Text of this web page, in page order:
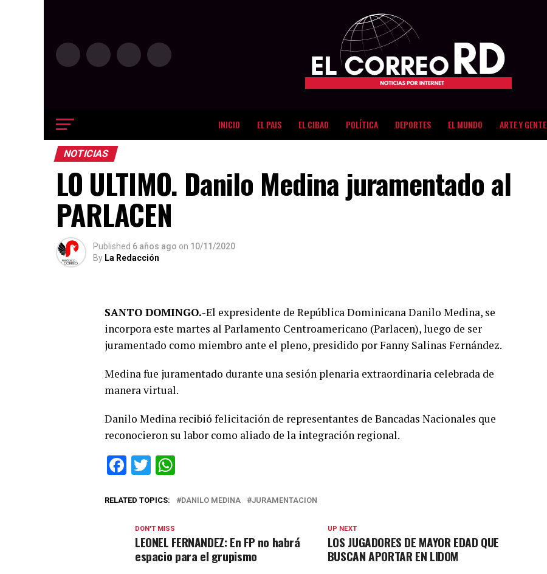
INICIO EL PAIS EL CIBAO POLÍTICA DEPORTES EL MUNDO ARTE Y GENTE
NOTICIAS
LO ULTIMO. Danilo Medina juramentado al
PARLACEN
Published 6 años ago on 10/11/2020
By La Redacción
SANTO DOMINGO.-El expresidente de República Dominicana Danilo Medina, se
incorpora este martes al Parlamento Centroamericano (Parlacen), luego de ser
juramentado como miembro ante el pleno, presidido por Fanny Salinas Fernández.
Medina fue juramentado durante una sesión plenaria extraordinaria celebrada de
manera virtual.
Danilo Medina recibió felicitación de representantes de Bancadas Nacionales que
reconocieron su labor como aliado de la integración regional.
Facebook
Twitter
RELATED TOPICS: DANILO MEDINA JURAMENTACION
UP NEXT
LOS JUGADORES DE MAYOR EDAD QUE
BUSCAN APORTAR EN LIDOM
DON'T MISS
LEONEL FERNANDEZ: En FP no habrá
espacio para el grupismo